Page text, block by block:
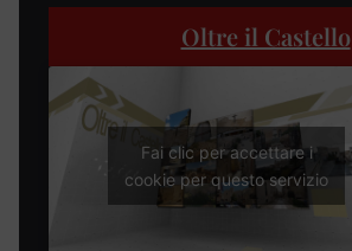
Oltre il Castello
Fai clic per accettare i
cookie per questo servizio